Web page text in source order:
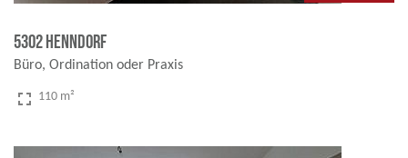
5302 Henndorf
Büro, Ordination oder Praxis
fullscreen 110 m²